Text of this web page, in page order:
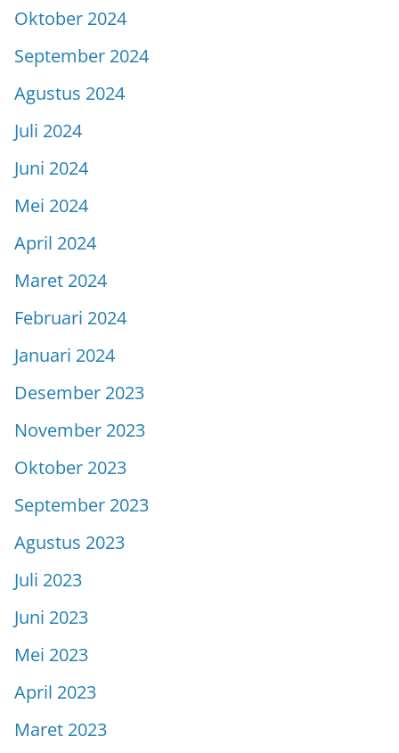
Oktober 2024
September 2024
Agustus 2024
Juli 2024
Juni 2024
Mei 2024
April 2024
Maret 2024
Februari 2024
Januari 2024
Desember 2023
November 2023
Oktober 2023
September 2023
Agustus 2023
Juli 2023
Juni 2023
Mei 2023
April 2023
Maret 2023